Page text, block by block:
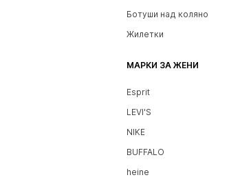
Ботуши над коляно
Жилетки
МАРКИ ЗА ЖЕНИ
Esprit
LEVI'S
NIKE
BUFFALO
heine